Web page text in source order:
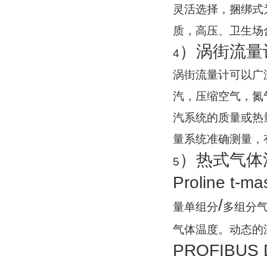
灵活选择，捆绑
质，高压、卫生场
4 ）涡街流
涡街流量计可以
汽，压缩空气，
汽系统的质量或
量系统准确测量
5 ）热式气
Proline t-
量单组分/多组分
气体温度。动态
PROFIBUS